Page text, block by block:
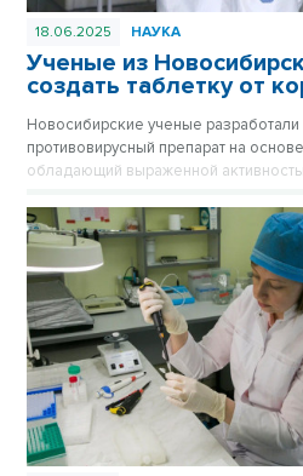
18.06.2025 НАУКА
Ученые из
создать таблетку от
Новосибирские ученые разработали
противовирусный препарат на
обладающий выраженной